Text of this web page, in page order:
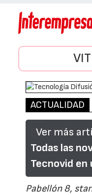
ACTUALIDAD
Ver más
Todas las
Tecnovid en
Pabellón 8,